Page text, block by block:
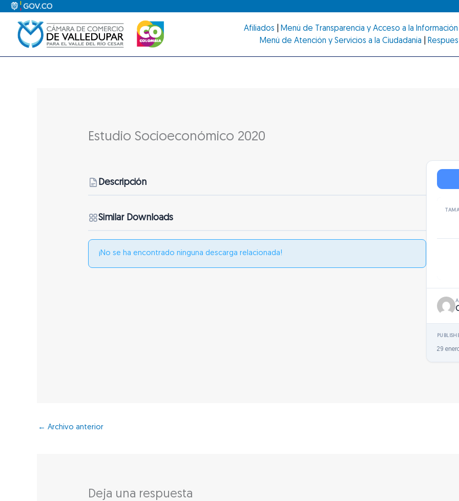
contenido
Afiliados Menú de Transparencia y Acceso a la Información
Menú de Atención y Servicios a la Ciudadanía
Estudio Socioeconómico 2020
Descripción
Similar Downloads
¡No se ha encontrado ninguna descarga relacionada!
29
← Archivo anterior
Deja una respuesta